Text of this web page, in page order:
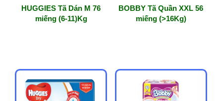
HUGGIES Tã Dán M 76
miếng (6-11)Kg
BOBBY Tã Quần XXL 56
miếng (>16Kg)